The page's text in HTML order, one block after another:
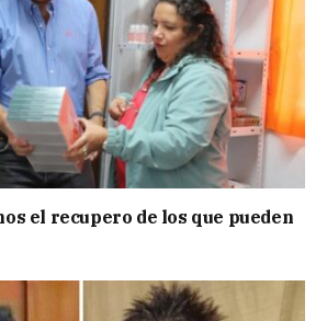
el recupero de los que pueden